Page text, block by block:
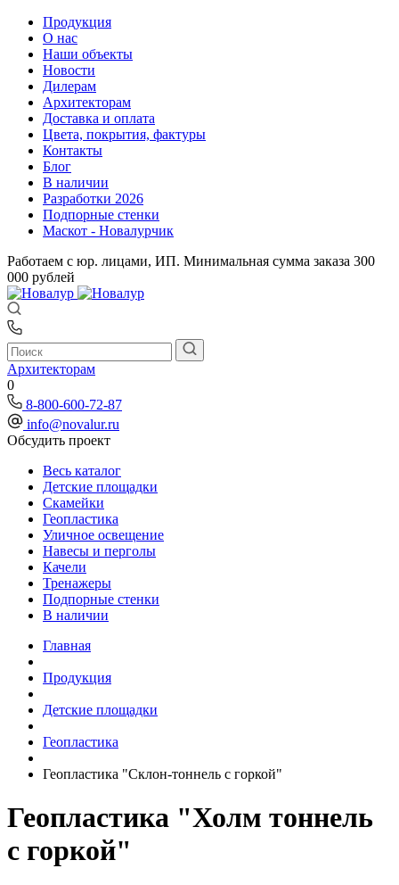
Продукция
О нас
Наши объекты
Новости
Дилерам
Архитекторам
Доставка и оплата
Цвета, покрытия, фактуры
Контакты
Блог
В наличии
Разработки 2026
Подпорные стенки
Маскот - Новалурчик
Работаем с юр. лицами, ИП. Минимальная сумма заказа 300
000 рублей
Архитекторам
0
8-800-600-72-87
info@novalur.ru
Обсудить проект
Весь каталог
Детские площадки
Скамейки
Геопластика
Уличное освещение
Навесы и перголы
Качели
Тренажеры
Подпорные стенки
В наличии
Главная
Продукция
Детские площадки
Геопластика
Геопластика "Склон-тоннель с горкой"
Геопластика "Холм тоннель
с горкой"